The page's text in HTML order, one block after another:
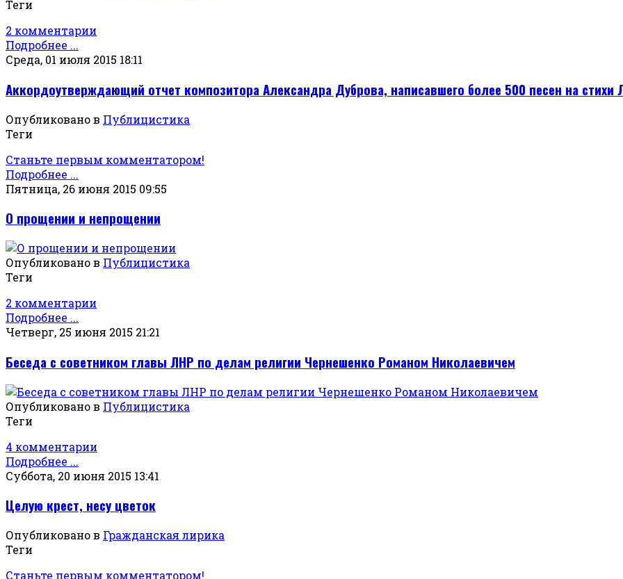
Теги
2 комментарии
Подробнее ...
Среда, 01 июля 2015 18:11
Аккордоутверждающий отчет композитора Александра Дуброва, написавшего более 500 песен на стихи
Опубликовано в Публицистика
Теги
Станьте первым комментатором!
Подробнее ...
Пятница, 26 июня 2015 09:55
О прощении и непрощении
Опубликовано в Публицистика
Теги
2 комментарии
Подробнее ...
Четверг, 25 июня 2015 21:21
Беседа с советником главы ЛНР по делам религии Чернешенко Романом Николаевичем
Опубликовано в Публицистика
Теги
4 комментарии
Подробнее ...
Суббота, 20 июня 2015 13:41
Целую крест, несу цветок
Опубликовано в Гражданская лирика
Теги
Станьте первым комментатором!